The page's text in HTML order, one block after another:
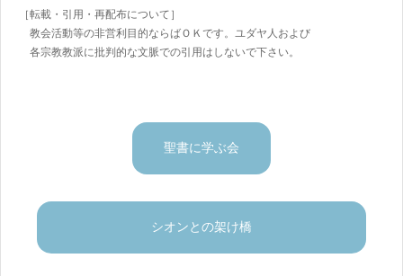
［転載・引用・再配布について］
教会活動等の非営利目的ならばＯＫです。ユダヤ人および
各宗教教派に批判的な文脈での引用はしないで下さい。
聖書に学ぶ会
シオンとの架け橋